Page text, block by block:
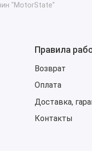
"MotorState"
Правила
Возврат
Оплата
Доставка,
Контакты